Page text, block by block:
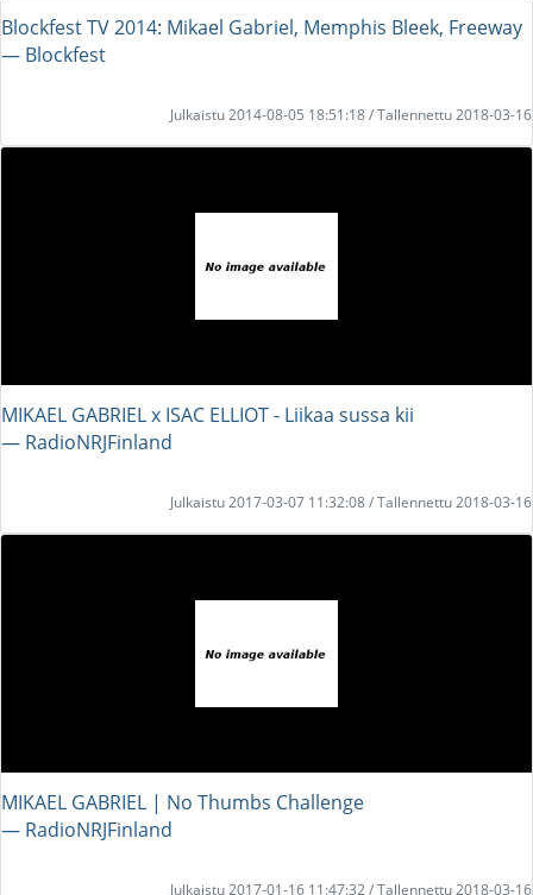
Blockfest TV 2014: Mikael Gabriel, Memphis Bleek, Freeway
― Blockfest
Julkaistu 2014-08-05 18:51:18 / Tallennettu 2018-03-16
MIKAEL GABRIEL x ISAC ELLIOT - Liikaa sussa kii
― RadioNRJFinland
Julkaistu 2017-03-07 11:32:08 / Tallennettu 2018-03-16
MIKAEL GABRIEL | No Thumbs Challenge
― RadioNRJFinland
Julkaistu 2017-01-16 11:47:32 / Tallennettu 2018-03-16